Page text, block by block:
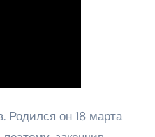
Родился он 18 марта